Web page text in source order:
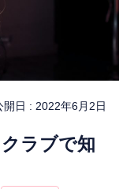
結婚
開日 : 2022年6月2日
ラブで知